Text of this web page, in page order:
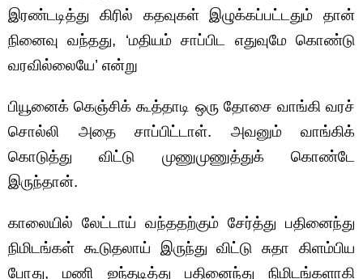
இரண்டடித்து கிரில் கதவுகள் இழுக்கப்பட்டதும் தான்
நினைவு வந்தது, ‘மதியம் சாப்பிட எதுவுமே கொண்டு
வரவில்லையே’ என்று
பியூனைக் கெஞ்சிக் கூத்தாடி ஒரு தோசை வாங்கி வரச்
சொல்லி அதை சாப்பிட்டாள். அவனும் வாங்கிக்
கொடுத்து விட்டு முணுமுணுத்துக் கொண்டே
இருந்தான்.
காலையில் லேட்டாய் வந்ததற்கும் சேர்த்து பதினைந்து
நிமிடங்கள் கூடுதலாய் இருந்து விட்டு சுதா கிளம்பிய
போது, மணி ஐந்தடித்து பதினைந்து நிமிடங்களாகி